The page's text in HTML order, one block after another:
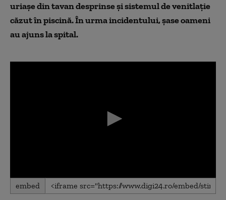
uriașe din tavan desprinse și sistemul de venitlație
căzut în piscină. În urma incidentului, șase oameni
au ajuns la spital.
0
seconds
embed